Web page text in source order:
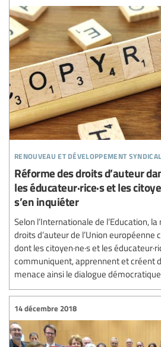
renouveau et développement syndical
Réforme des droits d’auteur
les éducateur·rice·s et les
s’en inquiéter
Selon l’Internationale de l’Education,
droits d’auteur de l’Union européenne
dont les citoyen·ne·s et les
communiquent, apprennent et créent
menace ainsi le dialogue
14 décembre 2018